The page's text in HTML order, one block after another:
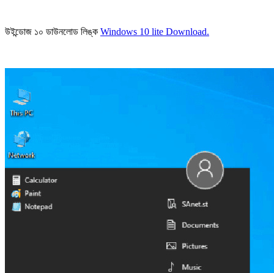
উইন্ডোজ ১০ ডাউনলোড লিঙ্ক Windows 10 lite Download.